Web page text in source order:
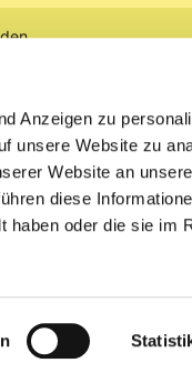
Anzeigen zu
unsere Website zu
Website an
diese
haben oder die sie im